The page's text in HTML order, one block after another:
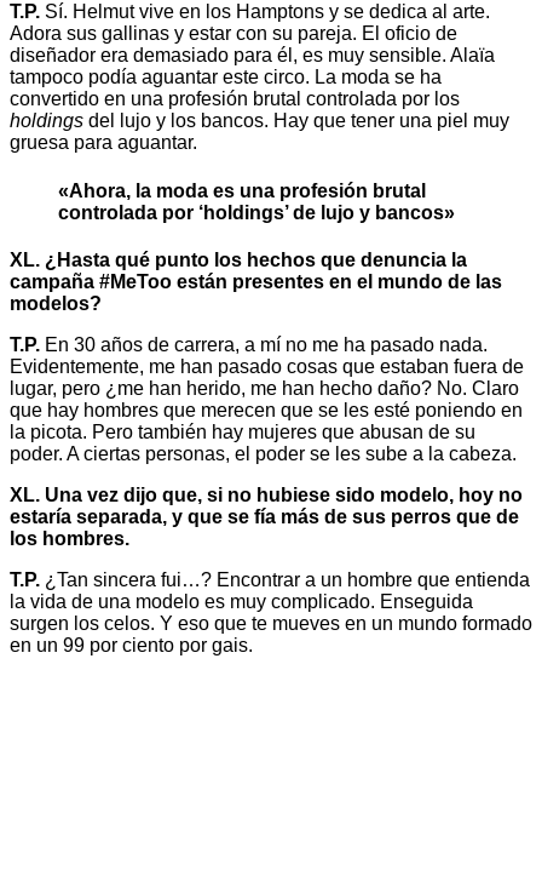
T.P. Sí. Helmut vive en los Hamptons y se dedica al arte.
Adora sus gallinas y estar con su pareja. El oficio de
diseñador era demasiado para él, es muy sensible. Alaïa
tampoco podía aguantar este circo. La moda se ha
convertido en una profesión brutal controlada por los
holdings del lujo y los bancos. Hay que tener una piel muy
gruesa para aguantar.
«Ahora, la moda es una profesión brutal
controlada por ‘holdings’ de lujo y bancos»
XL. ¿Hasta qué punto los hechos que denuncia la
campaña #MeToo están presentes en el mundo de las
modelos?
T.P. En 30 años de carrera, a mí no me ha pasado nada.
Evidentemente, me han pasado cosas que estaban fuera de
lugar, pero ¿me han herido, me han hecho daño? No. Claro
que hay hombres que merecen que se les esté poniendo en
la picota. Pero también hay mujeres que abusan de su
poder. A ciertas personas, el poder se les sube a la cabeza.
XL. Una vez dijo que, si no hubiese sido modelo, hoy no
estaría separada, y que se fía más de sus perros que de
los hombres.
T.P. ¿Tan sincera fui…? Encontrar a un hombre que entienda
la vida de una modelo es muy complicado. Enseguida
surgen los celos. Y eso que te mueves en un mundo formado
en un 99 por ciento por gais.